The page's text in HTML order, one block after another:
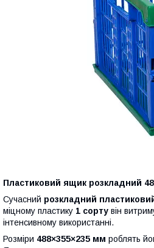
Пластиковий ящик розкладний
Сучасний розкладний
міцному пластику 1 сорту він
інтенсивному використанні.
Розміри 488×355×235 мм роблять